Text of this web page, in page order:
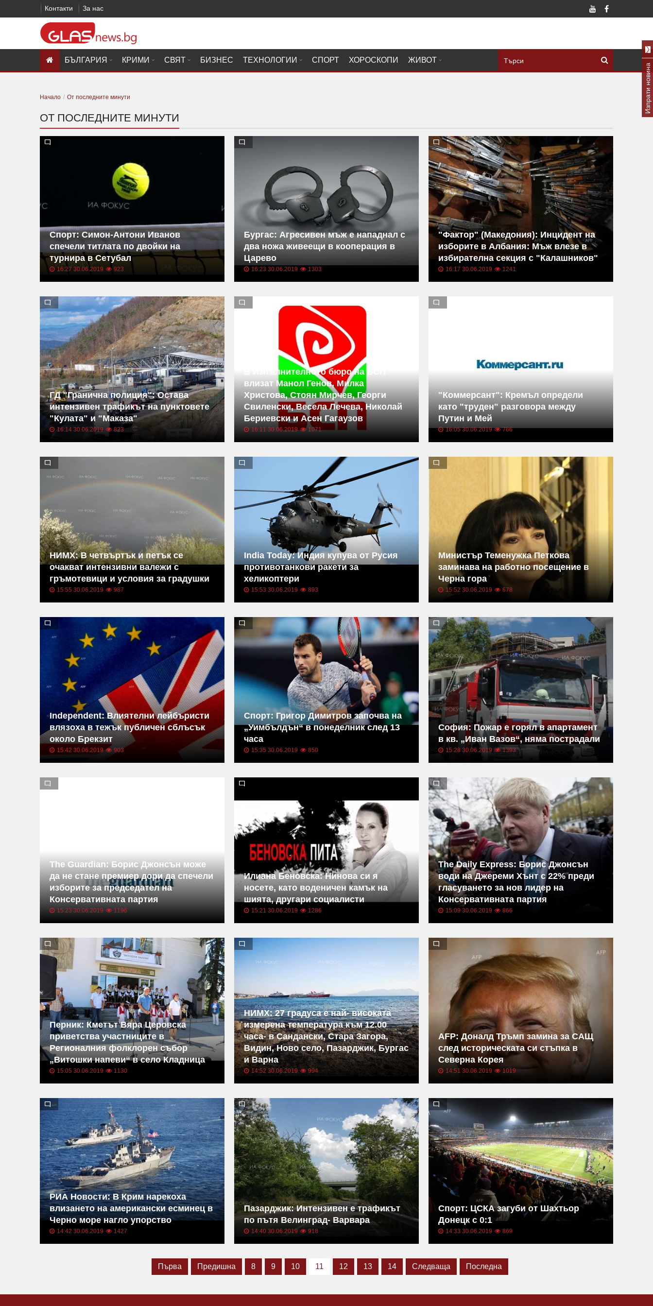
Контакти За нас
БЪЛГАРИЯ КРИМИ СВЯТ БИЗНЕС ТЕХНОЛОГИИ СПОРТ ХОРОСКОПИ ЖИВОТ
Начало От последните минути
ОТ ПОСЛЕДНИТЕ МИНУТИ
Спорт: Симон-Антони Иванов
спечели титлата по двойки на
турнира в Сетубал
16:27 30.06.2019 923
Бургас: Агресивен мъж е нападнал с
два ножа живеещи в кооперация в
Царево
16:23 30.06.2019 1303
"Фактор" (Македония): Инцидент на
изборите в Албания: Мъж влезе в
избирателна секция с "Калашников"
16:17 30.06.2019 1241
ГД "Гранична полиция": Остава
интензивен трафикът на пунктовете
"Кулата" и "Маказа"
16:14 30.06.2019 823
В Изпълнителното бюро на БСП
влизат Манол Генов, Милка
Христова, Стоян Мирчев, Георги
Свиленски, Весела Лечева, Николай
Бериевски и Асен Гагаузов
16:11 30.06.2019 1071
"Коммерсант": Кремъл определи
като "труден" разговора между
Путин и Мей
16:05 30.06.2019 766
НИМХ: В четвъртък и петък се
очакват интензивни валежи с
гръмотевици и условия за градушки
15:55 30.06.2019 987
India Today: Индия купува от Русия
противотанкови ракети за
хеликоптери
15:53 30.06.2019 893
Министър Теменужка Петкова
заминава на работно посещение в
Черна гора
15:52 30.06.2019 678
Independent: Влиятелни лейбъристи
влязоха в тежък публичен сблъсък
около Брекзит
15:42 30.06.2019 903
Спорт: Григор Димитров започва на
„Уимбълдън“ в понеделник след 13
часа
15:35 30.06.2019 850
София: Пожар е горял в апартамент
в кв. „Иван Вазов“, няма пострадали
15:28 30.06.2019 1393
The Guardian: Борис Джонсън може
да не стане премиер дори да спечели
изборите за председател на
Консервативната партия
15:23 30.06.2019 1196
Илиана Беновска: Нинова си я
носете, като воденичен камък на
шията, другари социалисти
15:21 30.06.2019 1286
The Daily Express: Борис Джонсън
води на Джереми Хънт с 22% преди
гласуването за нов лидер на
Консервативната партия
15:09 30.06.2019 866
Перник: Кметът Вяра Церовска
приветства участниците в
Регионалния фолклорен събор
„Витошки напеви“ в село Кладница
15:05 30.06.2019 1130
НИМХ: 27 градуса е най- високата
измерена температура към 12.00
часа- в Сандански, Стара Загора,
Видин, Ново село, Пазарджик, Бургас
и Варна
14:52 30.06.2019 994
AFP: Доналд Тръмп замина за САЩ
след историческата си стъпка в
Северна Корея
14:51 30.06.2019 1019
РИА Новости: В Крим нарекоха
влизането на американски есминец в
Черно море нагло упорство
14:42 30.06.2019 1427
Пазарджик: Интензивен е трафикът
по пътя Велинград- Варвара
14:40 30.06.2019 918
Спорт: ЦСКА загуби от Шахтьор
Донецк с 0:1
14:33 30.06.2019 869
Първа Предишна 8 9 10 11 12 13 14 Следваща Последна
Изпрати новина